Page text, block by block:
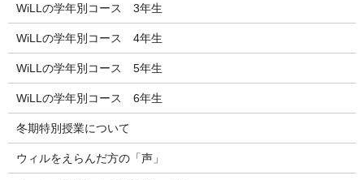
WiLLの学年別コース 3年生
WiLLの学年別コース 4年生
WiLLの学年別コース 5年生
WiLLの学年別コース 6年生
冬期特別授業について
ウィルをえらんだ方の「声」